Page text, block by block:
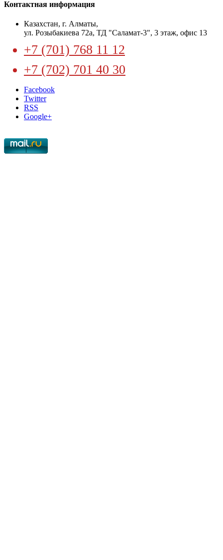
Контактная информация
​Казахстан, г. Алматы,
ул. Розыбакиева 72а, ТД "Саламат-3", 3 этаж, офис 13
+7 (701) 768 11 12
+7 (702) 701 40 30
Facebook
Twitter
RSS
Google+